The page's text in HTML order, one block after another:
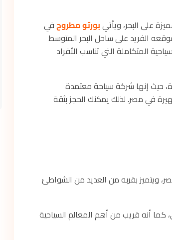
على البحر، ويأتيبورتو مطروحفي
الفريد على ساحل البحر المتوسط
المتكاملة التي تناسب الأفراد
حيث إنها شركة سياحة معتمدة
في مصر. لذلك يمكنك الحجز بثقة
ويتميز بقربه من العديد من الشواطئ
كما أنه قريب من أهم المعالم السياحية